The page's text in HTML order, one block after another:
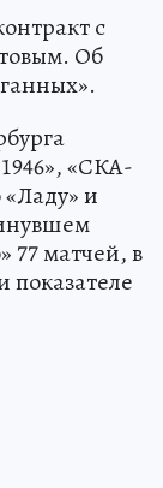
с
Об
«СКА-
и
77 матчей, в
показателе